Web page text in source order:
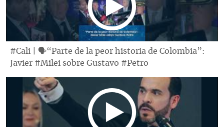
#Cali | 🗣“Parte de la peor historia de Colombia”:
Javier #Milei sobre Gustavo #Petro